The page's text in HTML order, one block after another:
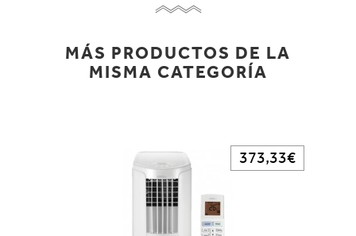
MÁS PRODUCTOS DE LA
MISMA CATEGORÍA
373,33€